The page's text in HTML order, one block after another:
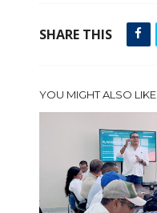
SHARE THIS
YOU MIGHT ALSO LIKE